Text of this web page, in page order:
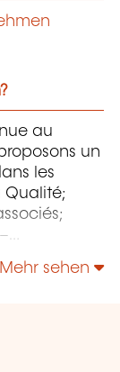
au
un
les
Sûreté;
Mehr sehen